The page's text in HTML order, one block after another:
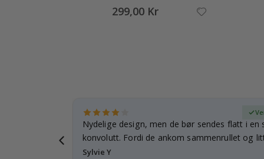
299,00 Kr
Nydelige design, men de bør sendes flatt i en
konvolutt. Fordi de ankom sammenrullet og
skulle de…
Sylvie Y